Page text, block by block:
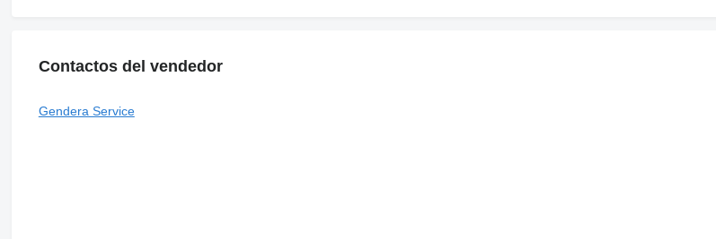
Contactos del vendedor
Gendera Service